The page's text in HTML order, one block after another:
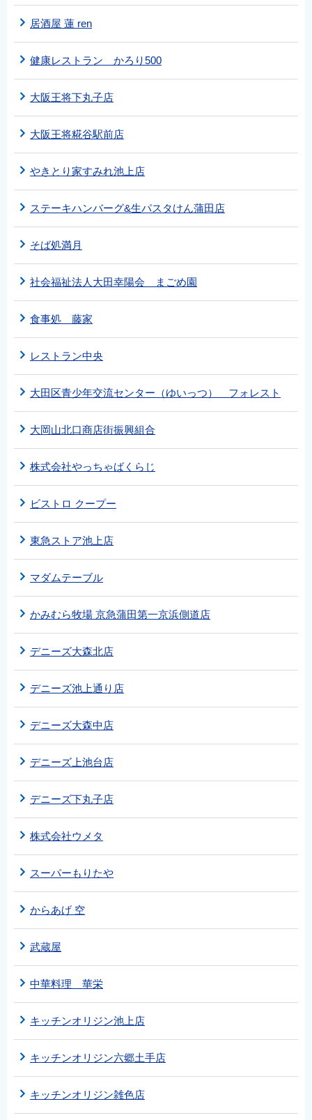
居酒屋 蓮 ren
健康レストラン かろり500
大阪王将下丸子店
大阪王将糀谷駅前店
やきとり家すみれ池上店
ステーキハンバーグ&生パスタけん蒲田店
そば処満月
社会福祉法人大田幸陽会 まごめ園
食事処 藤家
レストラン中央
大田区青少年交流センター（ゆいっつ） フォレスト
大岡山北口商店街振興組合
株式会社やっちゃばくらじ
ビストロ クープー
東急ストア池上店
マダムテーブル
かみむら牧場 京急蒲田第一京浜側道店
デニーズ大森北店
デニーズ池上通り店
デニーズ大森中店
デニーズ上池台店
デニーズ下丸子店
株式会社ウメタ
スーパーもりたや
からあげ 空
武蔵屋
中華料理 華栄
キッチンオリジン池上店
キッチンオリジン六郷土手店
キッチンオリジン雑色店